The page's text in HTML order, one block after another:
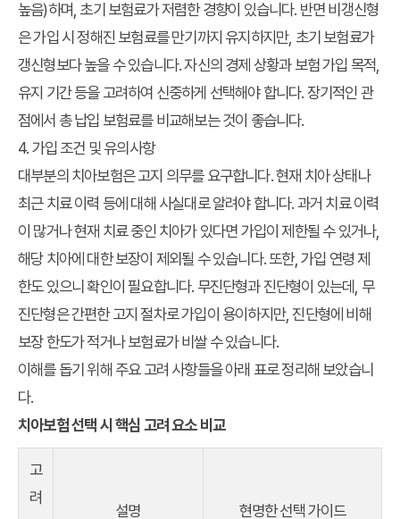
높음)하며, 초기 보험료가 저렴한 경향이 있습니다. 반면 비갱신형
은 가입 시 정해진 보험료를 만기까지 유지하지만, 초기 보험료가
갱신형보다 높을 수 있습니다. 자신의 경제 상황과 보험 가입 목적,
유지 기간 등을 고려하여 신중하게 선택해야 합니다. 장기적인 관
점에서 총 납입 보험료를 비교해보는 것이 좋습니다.
4. 가입 조건 및 유의사항
대부분의 치아보험은 고지 의무를 요구합니다. 현재 치아 상태나
최근 치료 이력 등에 대해 사실대로 알려야 합니다. 과거 치료 이력
이 많거나 현재 치료 중인 치아가 있다면 가입이 제한될 수 있거나,
해당 치아에 대한 보장이 제외될 수 있습니다. 또한, 가입 연령 제
한도 있으니 확인이 필요합니다. 무진단형과 진단형이 있는데, 무
진단형은 간편한 고지 절차로 가입이 용이하지만, 진단형에 비해
보장 한도가 적거나 보험료가 비쌀 수 있습니다.
이해를 돕기 위해 주요 고려 사항들을 아래 표로 정리해 보았습니
다.
치아보험 선택 시 핵심 고려 요소 비교
고
려
설명 현명한 선택 가이드